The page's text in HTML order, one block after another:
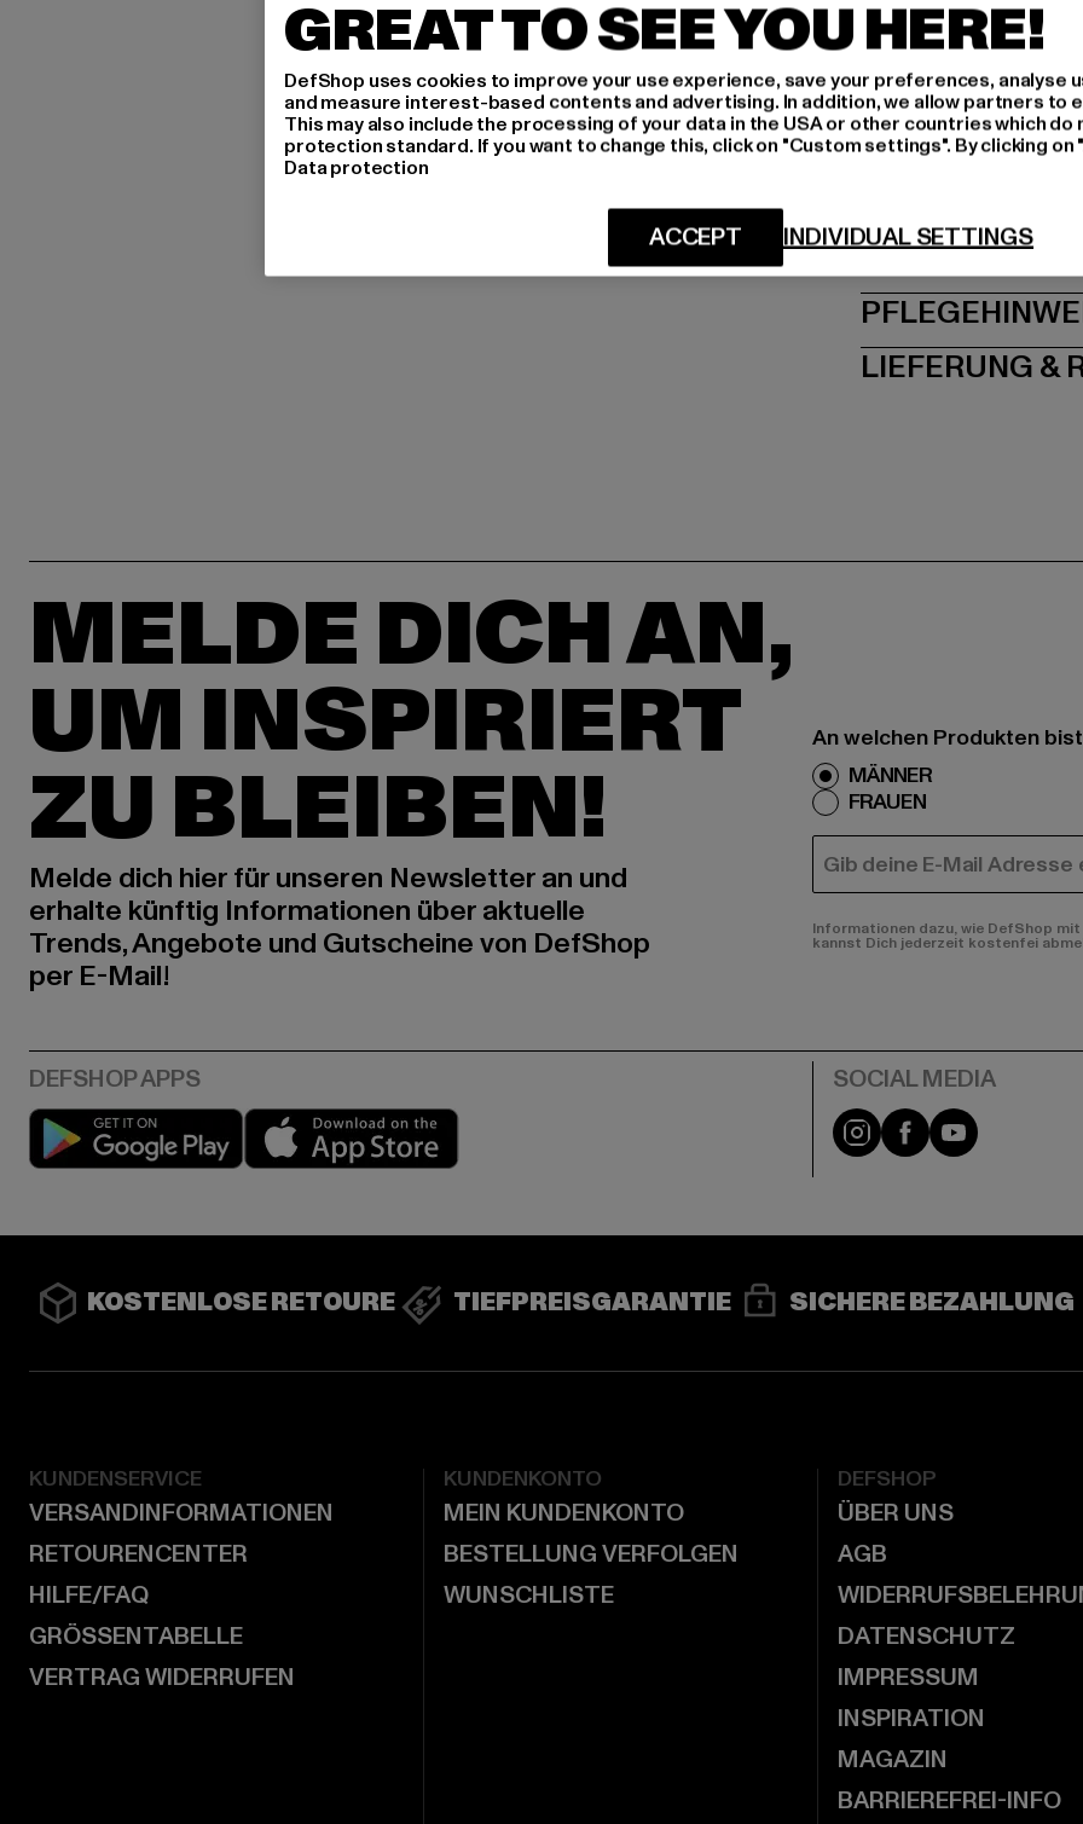
Hersteller Farbe:
Art.Nr: ST085-04112
Hersteller: TB
Dr.-Robert-Murjahn-
GRÖSSE
LIEFERUNG &
MELDE DICH AN,
UM INSPIRIERT
ZU BLEIBEN!
Melde dich hier für unseren Newsletter an und
erhalte künftig Informationen über aktuelle
Trends, Angebote und Gutscheine von DefShop
per E-Mail!
An welchen Produkten
MÄNNER
FRAUEN
E-MAIL
Informationen dazu, wie DefShop
kannst Dich jederzeit kostenfei
Play market Instagram
FacebookYouTube
KOSTENLOSE RETOURE TIEFPREISGARANTIE SICHERE BEZAHLUNG
KUNDENSERVICE
VERSANDINFORMATIONEN
RETOURENCENTER
HILFE/FAQ
GRÖSSENTABELLE
VERTRAG WIDERRUFEN
KUNDENKONTO
MEIN KUNDENKONTO
BESTELLUNG VERFOLGEN
WUNSCHLISTE
DEFSHOP
ÜBER UNS
AGB
DATENSCHUTZ
IMPRESSUM
INSPIRATION
MAGAZIN
BARRIEREFREI-INFO
GREAT TO SEE YOU HERE!
DefShop uses cookies to improve your use experience, save your preferences, analyse
and measure interest-based contents and advertising. In addition, we allow partners to
This may also include the processing of your data in the USA or other countries which do
protection standard. If you want to change this, click on "Custom settings". By clicking
Data protection
INDIVIDUAL SETTINGS
ACCEPT